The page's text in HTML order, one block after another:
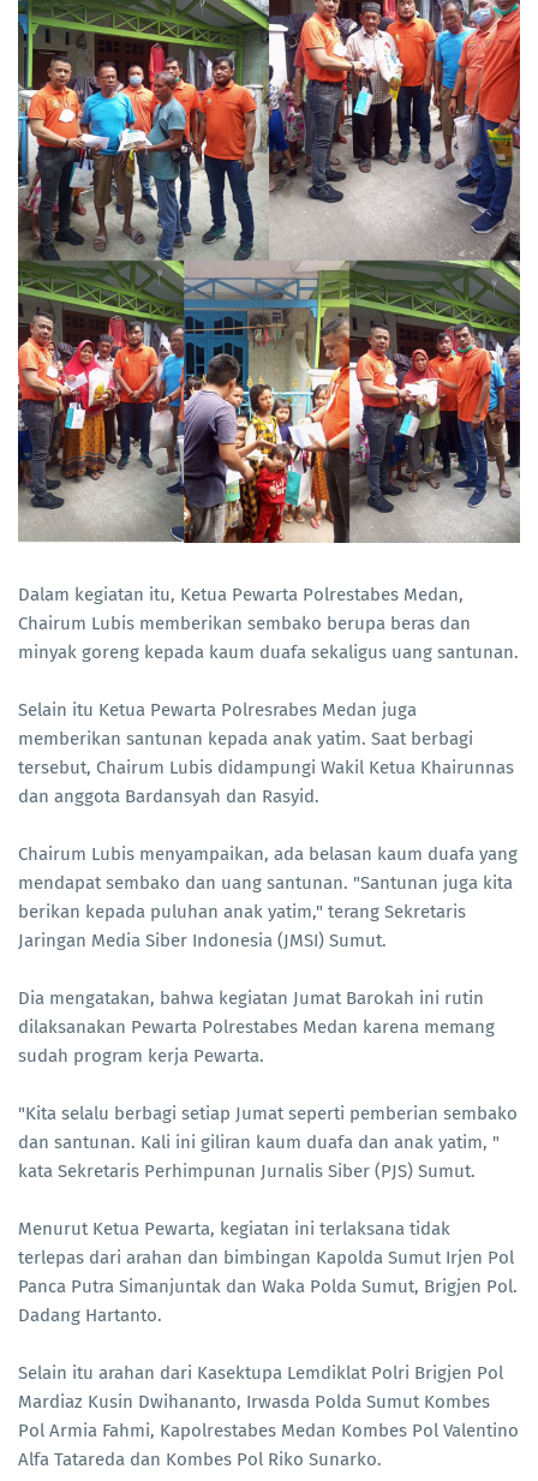
Dalam kegiatan itu, Ketua Pewarta Polrestabes Medan,
Chairum Lubis memberikan sembako berupa beras dan
minyak goreng kepada kaum duafa sekaligus uang santunan.
Selain itu Ketua Pewarta Polresrabes Medan juga
memberikan santunan kepada anak yatim. Saat berbagi
tersebut, Chairum Lubis didampungi Wakil Ketua Khairunnas
dan anggota Bardansyah dan Rasyid.
Chairum Lubis menyampaikan, ada belasan kaum duafa yang
mendapat sembako dan uang santunan. "Santunan juga kita
berikan kepada puluhan anak yatim," terang Sekretaris
Jaringan Media Siber Indonesia (JMSI) Sumut.
Dia mengatakan, bahwa kegiatan Jumat Barokah ini rutin
dilaksanakan Pewarta Polrestabes Medan karena memang
sudah program kerja Pewarta.
"Kita selalu berbagi setiap Jumat seperti pemberian sembako
dan santunan. Kali ini giliran kaum duafa dan anak yatim, "
kata Sekretaris Perhimpunan Jurnalis Siber (PJS) Sumut.
Menurut Ketua Pewarta, kegiatan ini terlaksana tidak
terlepas dari arahan dan bimbingan Kapolda Sumut Irjen Pol
Panca Putra Simanjuntak dan Waka Polda Sumut, Brigjen Pol.
Dadang Hartanto.
Selain itu arahan dari Kasektupa Lemdiklat Polri Brigjen Pol
Mardiaz Kusin Dwihananto, Irwasda Polda Sumut Kombes
Pol Armia Fahmi, Kapolrestabes Medan Kombes Pol Valentino
Alfa Tatareda dan Kombes Pol Riko Sunarko.